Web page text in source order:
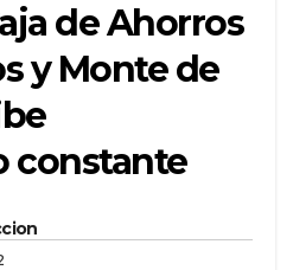
de Ahorros
y Monte de
constante